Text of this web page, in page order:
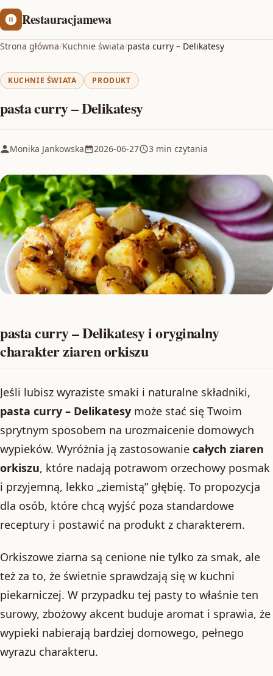
Restauracjamewa
Strona główna/Kuchnie świata/pasta curry – Delikatesy
KUCHNIE ŚWIATA PRODUKT
pasta curry – Delikatesy
Monika Jankowska 2026-06-27 3 min czytania
pasta curry – Delikatesy i oryginalny
charakter ziaren orkiszu
Jeśli lubisz wyraziste smaki i naturalne składniki,
pasta curry – Delikatesy może stać się Twoim
sprytnym sposobem na urozmaicenie domowych
wypieków. Wyróżnia ją zastosowanie całych ziaren
orkiszu, które nadają potrawom orzechowy posmak
i przyjemną, lekko „ziemistą” głębię. To propozycja
dla osób, które chcą wyjść poza standardowe
receptury i postawić na produkt z charakterem.
Orkiszowe ziarna są cenione nie tylko za smak, ale
też za to, że świetnie sprawdzają się w kuchni
piekarniczej. W przypadku tej pasty to właśnie ten
surowy, zbożowy akcent buduje aromat i sprawia, że
wypieki nabierają bardziej domowego, pełnego
wyrazu charakteru.